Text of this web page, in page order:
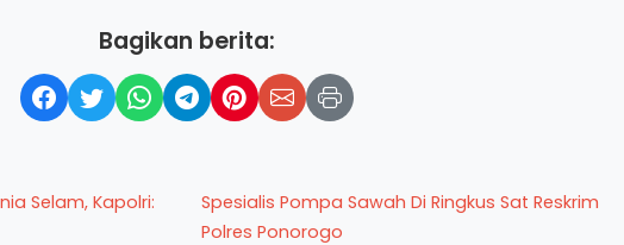
Bagikan berita:
Selam, Kapolri:
Spesialis Pompa Sawah Di Ringkus Sat Reskrim
Polres Ponorogo